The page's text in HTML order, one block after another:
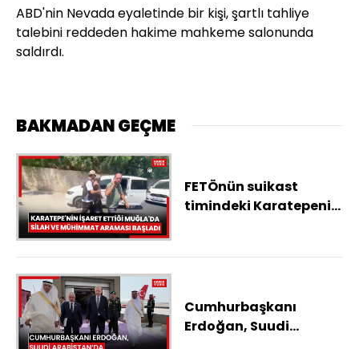
ABD'nin Nevada eyaletinde bir kişi, şartlı tahliye
talebini reddeden hakime mahkeme salonunda
saldırdı.
BAKMADAN GEÇME
FETÖnün suikast
timindeki Karatepenin
mühimmat aramasına
Cumhurbaşkanı
Erdoğan, Suudi